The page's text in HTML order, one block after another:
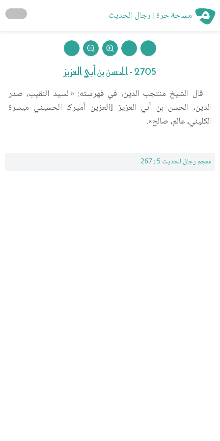
مساحة حرة | رجال الحديث
2705 - الحسن بن أبي العزيز
قال الشيخ منتجب الدين، في فهرسته: «السيد النقيب، صدر
الدين، الحسن بن أبي العزيز [العزين أميركا الحسيني ميسرة
الكليني، عالم، صالح».
معجم رجال الحديث 5 : 267